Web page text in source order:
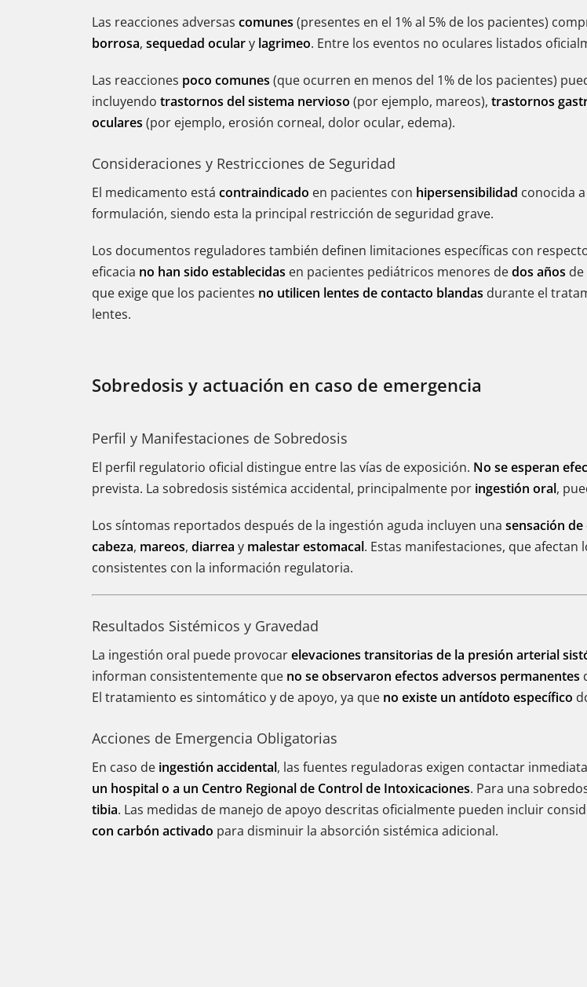
Las reacciones adversas comunes (presentes en el 1% al 5% de los pacientes)
borrosa, sequedad oculary lagrimeo. Entre los eventos no oculares listados
Las reacciones poco comunes (que ocurren en menos del 1% de los pacientes)
incluyendo trastornos del sistema nervioso (por ejemplo, mareos), trastornos
oculares (por ejemplo, erosión corneal, dolor ocular, edema).
Consideraciones y Restricciones de Seguridad
El medicamento está contraindicado en pacientes con hipersensibilidad conocida
formulación, siendo esta la principal restricción de seguridad grave.
Los documentos reguladores también definen limitaciones específicas con
eficacia no han sido establecidas en pacientes pediátricos menores dedos años
que exige que los pacientes no utilicen lentes de contacto blandas durante el
lentes.
Sobredosis y actuación en caso de emergencia
Perfil y Manifestaciones de Sobredosis
El perfil regulatorio oficial distingue entre las vías de exposición. No se esperan
prevista. La sobredosis sistémica accidental, principalmente por ingestión oral,
Los síntomas reportados después de la ingestión aguda incluyen una sensación
cabeza, mareos, diarrea y malestar estomacal. Estas manifestaciones, que
consistentes con la información regulatoria.
Resultados Sistémicos y Gravedad
La ingestión oral puede provocarelevaciones transitorias de la presión arterial
informan consistentemente que no se observaron efectos adversos permanentes
El tratamiento es sintomático y de apoyo, ya que no existe un antídoto específico
Acciones de Emergencia Obligatorias
En caso de ingestión accidental, las fuentes reguladoras exigen contactar
un hospital o a un Centro Regional de Control de Intoxicaciones. Para una
tibia. Las medidas de manejo de apoyo descritas oficialmente pueden incluir
con carbón activado para disminuir la absorción sistémica adicional.